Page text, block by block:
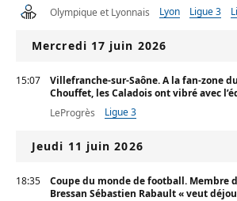
Olympique et Lyonnais
Lyon Ligue 3
Mercredi 17 juin 2026
15:07
Villefranche-sur-Saône. A la fan-zone
Chouffet, les Caladois ont vibré avec
LeProgrès
Ligue 3
Jeudi 11 juin 2026
18:35
Coupe du monde de football. Membre
Bressan Sébastien Rabault « veut